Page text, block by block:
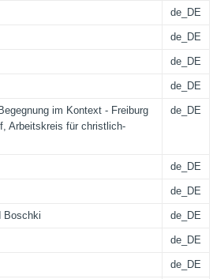
de_DE
de_DE
de_DE
de_DE
im Kontext - Freiburg
Arbeitskreis für christlich-
de_DE
de_DE
de_DE
Boschki de_DE
de_DE
de_DE